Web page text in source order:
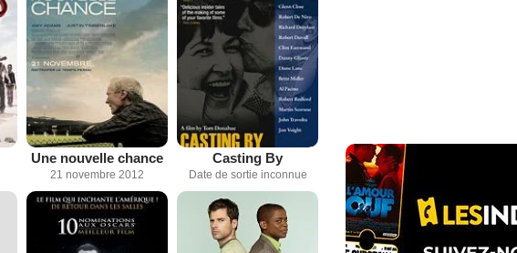
Une nouvelle chance
21 novembre 2012
Casting By
Date de sortie inconnue